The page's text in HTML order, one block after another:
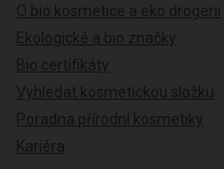
O bio kosmetice a eko drogerii
Ekologické a bio značky
Bio certifikáty
Vyhledat kosmetickou složku
Poradna přírodní kosmetiky
Kariéra